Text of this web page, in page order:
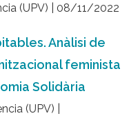
(UPV) | 08/11/2022
Anàlisi de
feminista
Solidària
(UPV) |